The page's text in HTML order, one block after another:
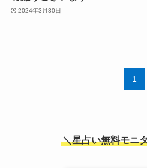
2024年3月30日
1
＼星占い無料モニ